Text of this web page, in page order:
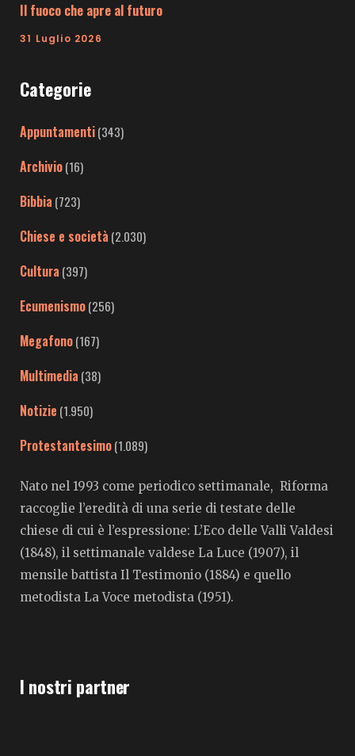
Il fuoco che apre al futuro
31 Luglio 2026
Categorie
Appuntamenti(343)
Archivio(16)
Bibbia (723)
Chiese e società (2.030)
Cultura (397)
Ecumenismo(256)
Megafono(167)
Multimedia (38)
Notizie (1.950)
Protestantesimo(1.089)
Nato nel 1993 come periodico settimanale, Riforma
raccoglie l’eredità di una serie di testate delle
chiese di cui è l’espressione: L’Eco delle Valli Valdesi
(1848), il settimanale valdese La Luce (1907), il
mensile battista Il Testimonio (1884) e quello
metodista La Voce metodista (1951).
I nostri partner